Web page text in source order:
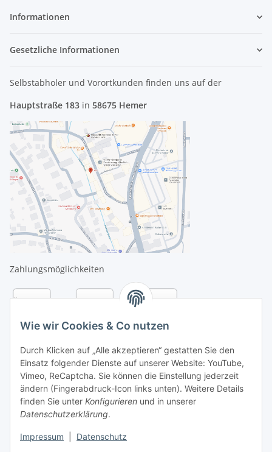
Wie wir Cookies & Co nutzen
Durch Klicken auf „Alle akzeptieren“ gestatten Sie den
Einsatz folgender Dienste auf unserer Website: YouTube,
Vimeo, ReCaptcha. Sie können die Einstellung jederzeit
ändern (Fingerabdruck-Icon links unten). Weitere Details
finden Sie unter Konfigurieren und in unserer
Datenschutzerklärung.
Impressum Datenschutz
Informationen
Gesetzliche Informationen
Selbstabholer und Vorortkunden finden uns auf der
Hauptstraße 183 in 58675 Hemer
Zahlungsmöglichkeiten